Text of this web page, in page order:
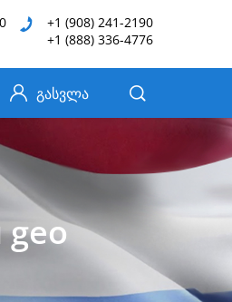
+1 (908) 241-2190
+1 (888) 336-4776
გასვლა